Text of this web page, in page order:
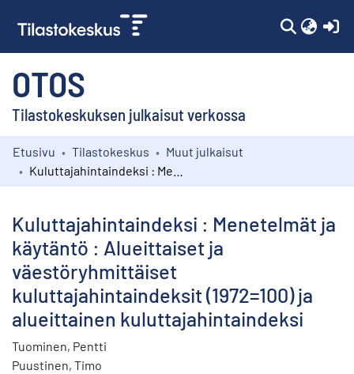
OTOS
Tilastokeskuksen julkaisut verkossa
Kokoelmat
Etusivu Tilastokeskus
Muut julkaisut
Kuluttajahintaindeksi : Menetelmät ja
käytäntö : Alueittaiset ja
väestöryhmittäiset
kuluttajahintaindeksit (1972=100) ja
alueittainen kuluttajahintaindeksi
Tuominen, Pentti
Puustinen, Timo